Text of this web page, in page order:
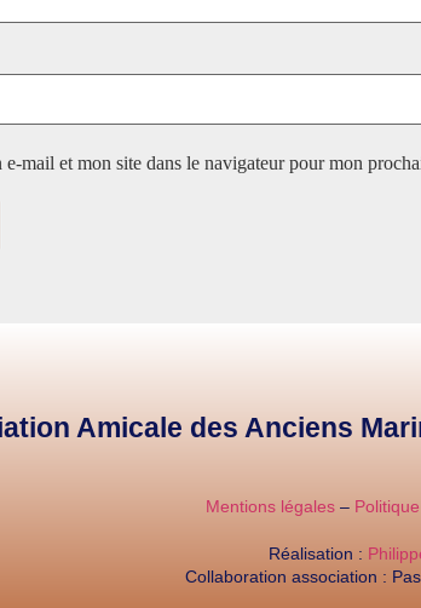
mail et mon site dans le navigateur pour mon
Amicale des Anciens
Mentions légales –
Réalisation :
Collaboration association :